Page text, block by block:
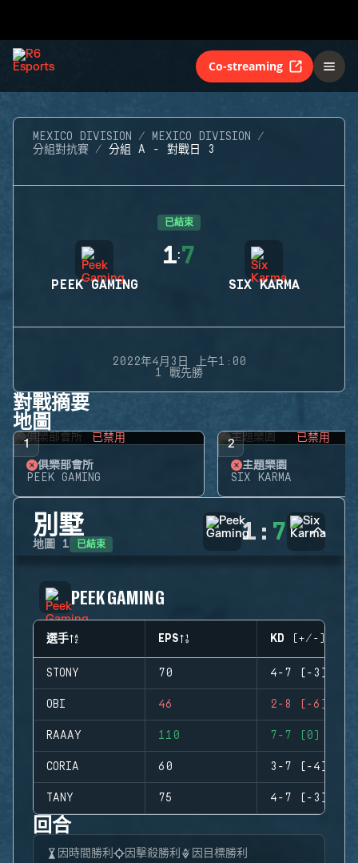
Co-streaming
MEXICO DIVISION
MEXICO DIVISION
分組對抗賽
分組 A - 對戰日 3
已結束
PEEK GAMING
1:7
SIX KARMA
2022年4月3日 上午1:00
1 戰先勝
對戰摘要
地圖
1 已禁用
俱樂部會所
PEEK GAMING
2 已禁用
主題樂園
SIX KARMA
別墅
地圖 1 已結束 1 : 7
PEEK GAMING
選手 EPS KD (+/-)
STONY 70 4-7 (-3)
OBI 46 2-8 (-6)
RAAAY 110 7-7 (0)
CORIA 60 3-7 (-4)
TANY 75 4-7 (-3)
回合
因時間勝利 因擊殺勝利 因目標勝利